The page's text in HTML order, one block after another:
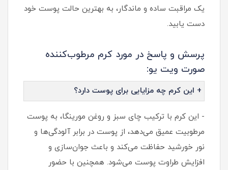
یک مراقبت ساده و ماندگار، به بهترین حالت پوست خود
دست یابید.
پرسش و پاسخ در مورد کرم مرطوب‌کننده
صورت ویت یو:
+ این کرم چه مزایایی برای پوست دارد؟
- این کرم با ترکیب چای سبز و روغن مورینگا، به پوست
مرطوبیت عمیق می‌دهد، از پوست در برابر آلودگی‌ها و
نور خورشید حفاظت می‌کند و باعث جوان‌سازی و
افزایش طراوت پوست می‌شود. همچنین با حضور